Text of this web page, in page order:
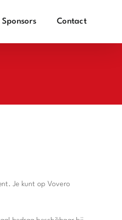
Sponsors Contact
Je kunt op Vovero